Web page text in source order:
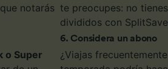
notarás te preocupes: no
divididos con
o Super
6. Considera un abono
¿Viajas